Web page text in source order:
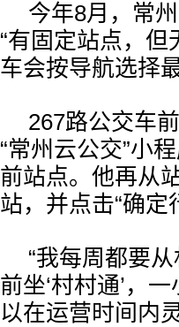
今年8月，常
“有固定站点，
车会按导航选择
267路公交车
“常州云公交”小
前站点。他再从
站，并点击“确定
“我每周都要
前坐‘村村通’，
以在运营时间内